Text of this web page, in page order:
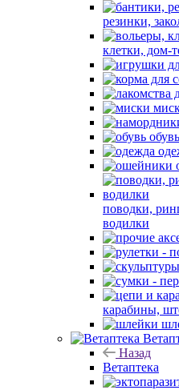
резинки,
клетки, дом-
обувь
поводки,
водилки
карабины,
Назад
Ветаптека